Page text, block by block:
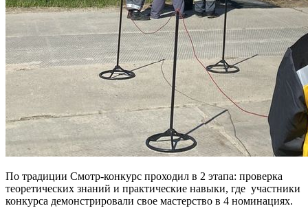
По традиции Смотр-конкурс проходил в 2 этапа: проверка
теоретических знаний и практические навыки, где участники
конкурса демонстрировали свое мастерство в 4 номинациях.